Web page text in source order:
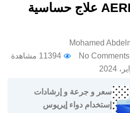
دواء إيريوس AERIUS علاج حساسية
No Comments
11394 مشاهدة
سعر و جرعة و إرشادات
إستخدام دواء إيريوس